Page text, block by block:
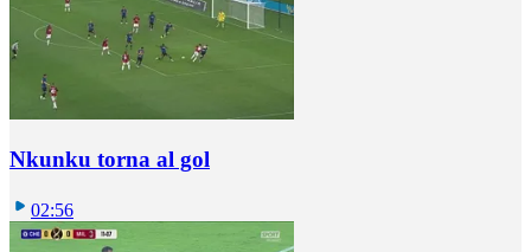
Nkunku torna al gol
02:56